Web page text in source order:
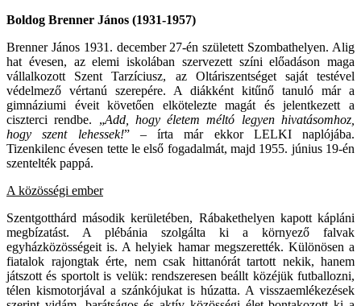
Boldog Brenner János (1931-1957)
Brenner János 1931. december 27-én született Szombathelyen. Alig
hat évesen, az elemi iskolában szervezett színi előadáson maga
vállalkozott Szent Tarzíciusz, az Oltáriszentséget saját testével
védelmező vértanú szerepére. A diákként kitűnő tanuló már a
gimnáziumi éveit követően elkötelezte magát és jelentkezett a
ciszterci rendbe. „Add, hogy életem méltó legyen hivatásomhoz,
hogy szent lehessek!” – írta már ekkor LELKI naplójába.
Tizenkilenc évesen tette le első fogadalmát, majd 1955. június 19-én
szentelték pappá.
A közösségi ember
Szentgotthárd második kerületében, Rábakethelyen kapott kápláni
megbízatást. A plébánia szolgálta ki a környező falvak
egyházközösségeit is. A helyiek hamar megszerették. Különösen a
fiatalok rajongtak érte, nem csak hittanórát tartott nekik, hanem
játszott és sportolt is velük: rendszeresen beállt közéjük futballozni,
télen kismotorjával a szánkójukat is húzatta. A visszaemlékezések